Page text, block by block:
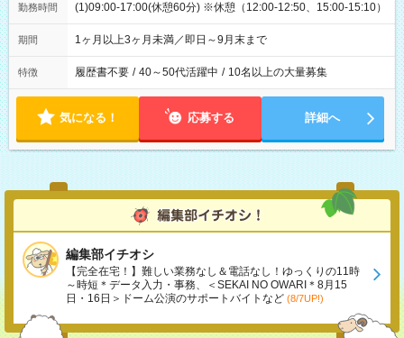
勤務時間 (1)09:00-17:00(休憩60分) ※休憩（12:00-12:50、15:00-15:10）
期間 1ヶ月以上3ヶ月未満／即日～9月末まで
特徴 履歴書不要 / 40～50代活躍中 / 10名以上の大量募集
気になる！ 応募する 詳細へ
編集部イチオシ
【完全在宅！】難しい業務なし＆電話なし！ゆっくりの11時
～時短＊データ入力・事務、＜SEKAI NO OWARI＊8月15
日・16日＞ドーム公演のサポートバイトなど (8/7UP!)